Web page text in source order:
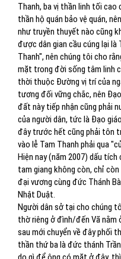
Thanh, ba vị thần linh tối cao
thần hộ quán bảo vệ quán,
như truyền thuyết nào cũng
được dân gian cầu cúng lại là
Thanh", nên chúng tôi cho
mặt trong đời sống tâm linh
thời thuộc Đường vị trí của
tương đối vững chắc, nên
đất này tiếp nhận cũng phải
của người dân, tức là Đạo
đây trước hết cũng phải tôn
vào lễ Tam Thanh phải qua
Hiện nay (năm 2007) dấu
tam giang không còn, chỉ
đại vương cùng đức Thánh
Nhật Duật.
Người dân sở tại cho chúng
thờ riêng ở đình/đến Vã nằm
sau mới chuyển về đây phối
thần thứ ba là đức thánh